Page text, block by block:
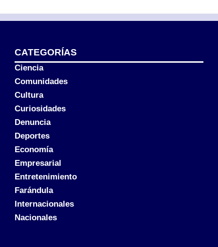
CATEGORÍAS
Ciencia
Comunidades
Cultura
Curiosidades
Denuncia
Deportes
Economía
Empresarial
Entretenimiento
Farándula
Internacionales
Nacionales